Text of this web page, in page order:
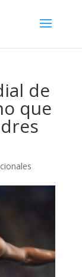
de
que